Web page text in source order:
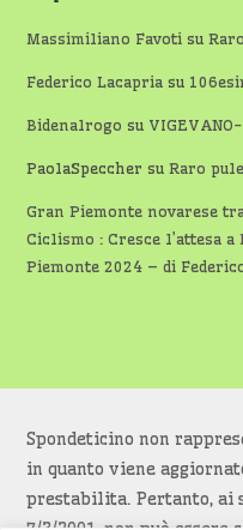
Massimiliano Favoti su
Federico Lacapria su
Bidenalrogo su
PaolaSpeccher suRaro
Gran Piemonte novarese
Ciclismo : Cresce l’attesa
Piemonte 2024 – di
Spondeticino non
in quanto viene
prestabilita. Pertanto, ai